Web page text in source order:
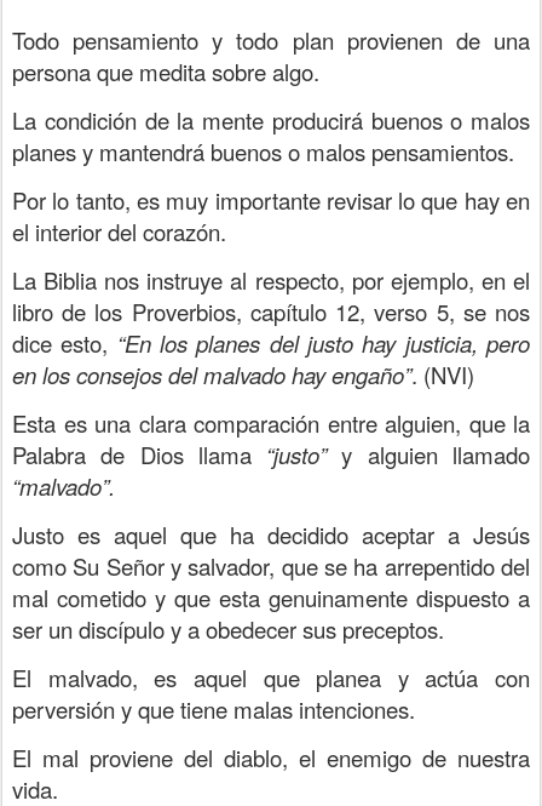
Todo pensamiento y todo plan provienen de una
persona que medita sobre algo.
La condición de la mente producirá buenos o malos
planes y mantendrá buenos o malos pensamientos.
Por lo tanto, es muy importante revisar lo que hay en
el interior del corazón.
La Biblia nos instruye al respecto, por ejemplo, en el
libro de los Proverbios, capítulo 12, verso 5, se nos
dice esto, “En los planes del justo hay justicia, pero
en los consejos del malvado hay engaño”. (NVI)
Esta es una clara comparación entre alguien, que la
Palabra de Dios llama “justo”y alguien llamado
“malvado”.
Justo es aquel que ha decidido aceptar a Jesús
como Su Señor y salvador, que se ha arrepentido del
mal cometido y que esta genuinamente dispuesto a
ser un discípulo y a obedecer sus preceptos.
El malvado, es aquel que planea y actúa con
perversión y que tiene malas intenciones.
El mal proviene del diablo, el enemigo de nuestra
vida.